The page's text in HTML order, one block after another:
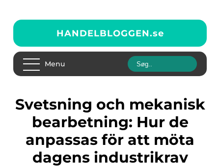
HANDELBLOGGEN.se
Menu
Svetsning och mekanisk
bearbetning: Hur de
anpassas för att möta
dagens industrikrav